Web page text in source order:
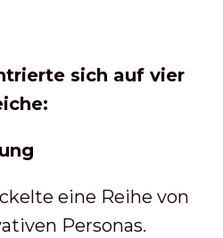
sich auf vier
eine Reihe von
Personas.